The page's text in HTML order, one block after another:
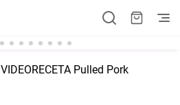
VIDEORECETA Pulled Pork